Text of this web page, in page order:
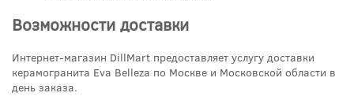
Возможности доставки
Интернет-магазин DillMart предоставляет услугу доставки
керамогранита Eva Belleza по Москве и Московской области в
день заказа.